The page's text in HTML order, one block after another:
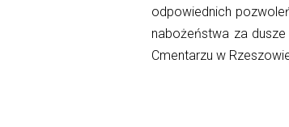
odpowiednich
nabożeństwa za
Cmentarzu w